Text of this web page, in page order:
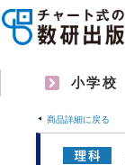
小学校
商品詳細に戻る